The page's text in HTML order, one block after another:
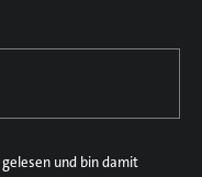
gelesen und bin damit